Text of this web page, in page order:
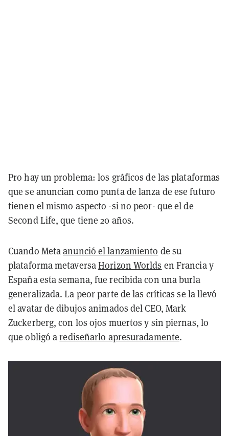
Pro hay un problema: los gráficos de las plataformas
que se anuncian como punta de lanza de ese futuro
tienen el mismo aspecto -si no peor- que el de
Second Life, que tiene 20 años.
Cuando Metaanunció el lanzamiento de su
plataforma metaversaHorizon Worlds en Francia y
España esta semana, fue recibida con una burla
generalizada. La peor parte de las críticas se la llevó
el avatar de dibujos animados del CEO, Mark
Zuckerberg, con los ojos muertos y sin piernas, lo
que obligó arediseñarlo apresuradamente.